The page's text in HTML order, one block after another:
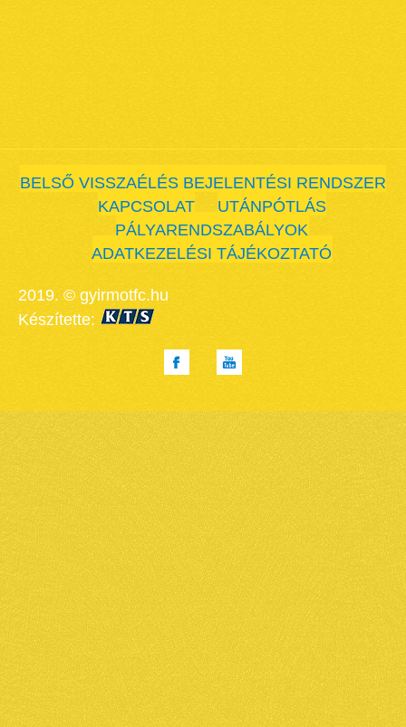
BELSŐ VISSZAÉLÉS BEJELENTÉSI RENDSZER
KAPCSOLAT
UTÁNPÓTLÁS
PÁLYARENDSZABÁLYOK
ADATKEZELÉSI TÁJÉKOZTATÓ
2019. © gyirmotfc.hu
Készítette: